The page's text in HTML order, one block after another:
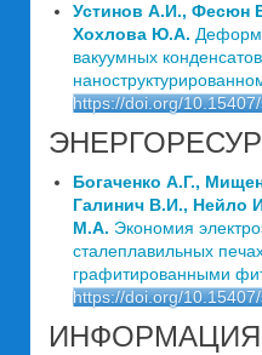
Устинов А.И., Фесюн
Хохлова Ю.А.
вакуумных
https://doi.org/
Богаченко А.Г.,
Галинич В.И., Нейло
М.А. Экономия
сталеплавильных
графитированными
https://doi.org/
ИНФОРМАЦИЯ